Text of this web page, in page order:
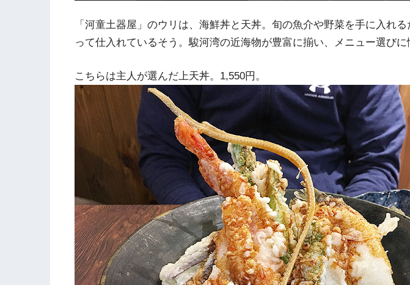
「河童土器屋」のウリは、海鮮丼と天丼。旬の魚介や野菜を手に入れ
って仕入れているそう。駿河湾の近海物が豊富に揃い、メニュー選びに
こちらは主人が選んだ上天丼。1,550円。